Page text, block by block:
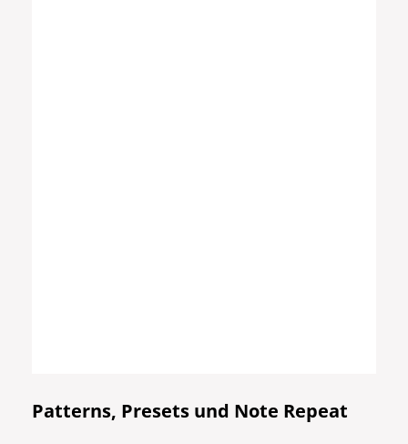
Patterns, Presets und Note Repeat